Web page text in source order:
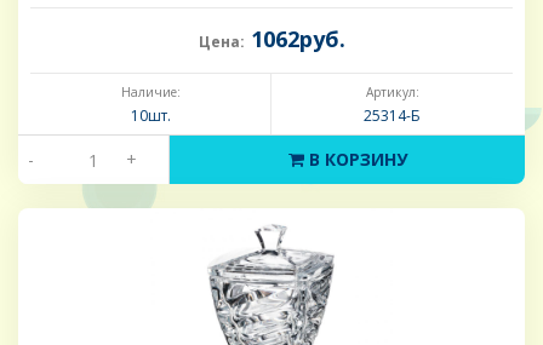
Цена: 1062руб.
Наличие:
10шт.
Артикул:
25314-Б
- + В КОРЗИНУ